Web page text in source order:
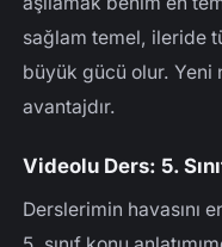
sağlam temel, ileride
büyük gücü olur. Yeni
avantajdır.
Videolu Ders: 5.
Derslerimin havasını